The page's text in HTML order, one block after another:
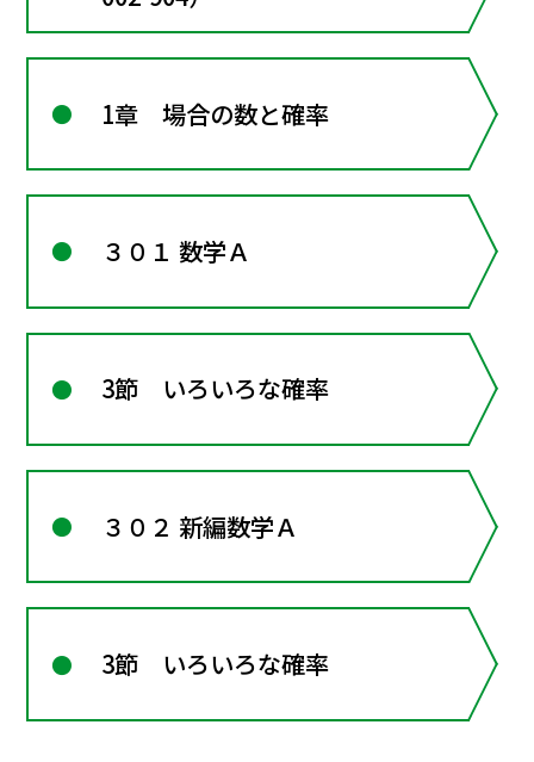
1章 場合の数と確率
３０１ 数学Ａ
3節 いろいろな確率
３０２ 新編数学Ａ
3節 いろいろな確率